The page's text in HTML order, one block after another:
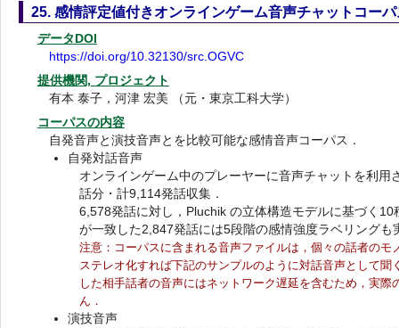
25. 感情評定値付きオンラインゲーム音声チャットコー
データDOI
https://doi.org/10.32130/src.OGVC
提供機関, プロジェクト
有本 泰子，河津 宏美 （元・東京工科大学）
コーパスの内容
自発音声と演技音声とを比較可能な感情音声コーパス．
自発対話音声
オンラインゲーム中のプレーヤーに音声チャットを利
話分・計9,114発話収集．
6,578発話に対し，Pluchik の立体構造モデルに基づく
が一致した2,847発話には5段階の感情強度ラベリングも
注意：コーパスに含まれる音声ファイルは，個々の話者の
ステレオ化すれば下記のサンプルのように対話音声として
した相手話者の音声にはネットワーク遅延を含むため，実
ん．
演技音声